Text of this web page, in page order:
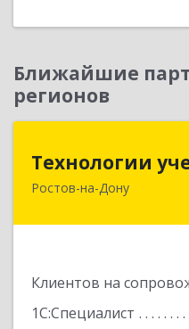
Ближайшие
регионов
Технологии
Ростов-на-Дону
Клиентов на
1С:Специалист
344064,